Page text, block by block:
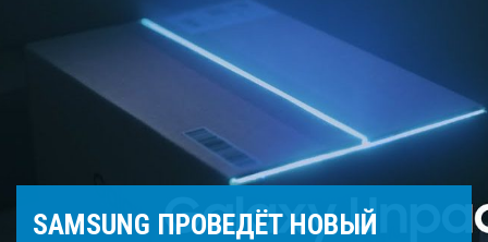
SAMSUNG ПРОВЕДЁТ НОВЫЙ